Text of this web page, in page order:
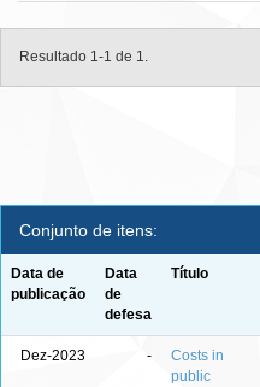
Resultado 1-1 de 1.
Conjunto de itens:
Data de
publicação
Data
de
defesa
Título
Dez-2023 -
Costs in
public